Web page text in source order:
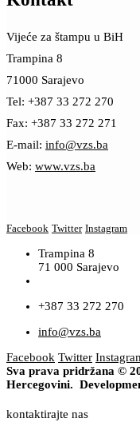
Vijeće za štampu u BiH
Trampina 8
71000 Sarajevo
Tel: +387 33 272 270
Fax: +387 33 272 271
E-mail: info@vzs.ba
Web: www.vzs.ba
Facebook Twitter Instagram
Trampina 8
71 000 Sarajevo
+387 33 272 270
info@vzs.ba
Facebook Twitter
Sva prava pridržana ©
Hercegovini.
kontaktirajte nas